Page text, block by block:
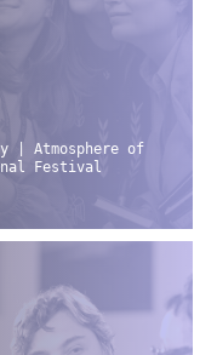
| Atmosphere of
Festival